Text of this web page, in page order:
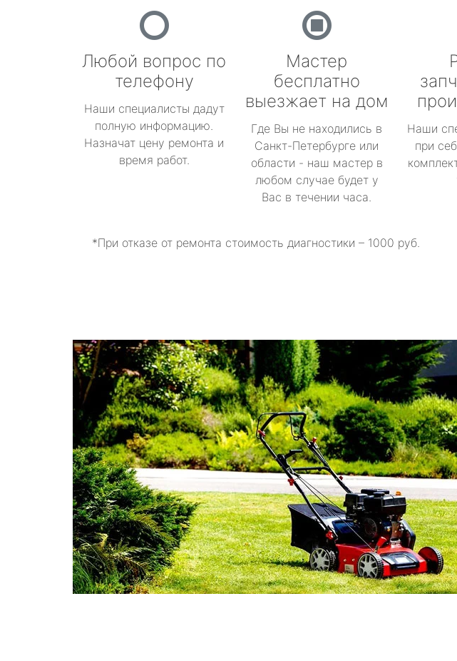
Любой вопрос по
телефону
Наши специалисты дадут
полную информацию.
Назначат цену ремонта и
время работ.
Мастер
бесплатно
выезжает на дом
Где Вы не находились в
Санкт-Петербурге или
области - наш мастер в
любом случае будет у
Вас в течении часа.
Наши
при
*При отказе от ремонта стоимость диагностики – 1000 руб.